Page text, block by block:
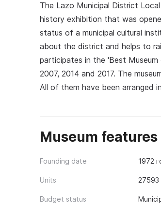
The Lazo Municipal District
history exhibition that was
status of a municipal cultural
about the district and helps to
participates in the 'Best
2007, 2014 and 2017. The
All of them have been arranged
Museum features
Founding date 1972
Units 27593
Budget status